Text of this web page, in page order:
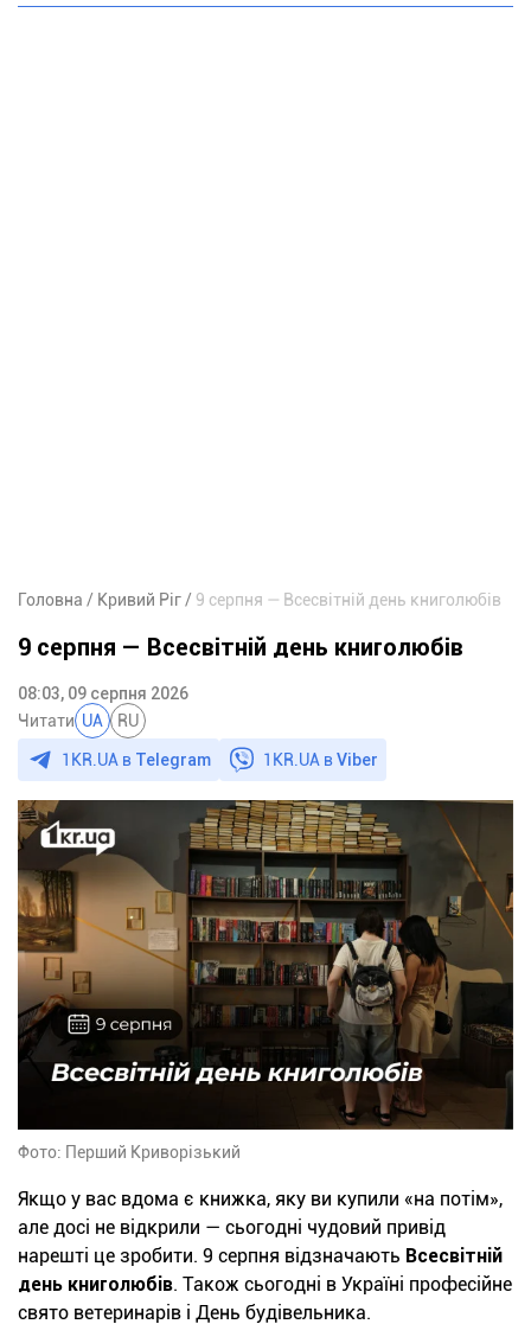
Головна Кривий Ріг 9 серпня — Всесвітній день книголюбів
9 серпня — Всесвітній день книголюбів
08:03, 09 серпня 2026
Читати UA RU
1KR.UA в Telegram 1KR.UA вViber
Фото: Перший Криворізький
Якщо у вас вдома є книжка, яку ви купили «на потім»,
але досі не відкрили — сьогодні чудовий привід
нарешті це зробити. 9 серпня відзначають Всесвітній
день книголюбів. Також сьогодні в Україні професійне
свято ветеринарів і День будівельника.